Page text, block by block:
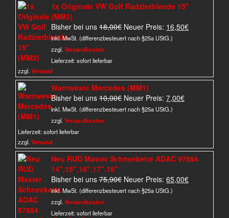
1x Originale VW Golf Radzierblende 15"
(MM2)
Bisher bei uns 18,00€ Ursprünglicher
Preis
Neuer Preis: 16,50€Aktueller
inkl. MwSt. (differenzbesteuert nach §25a UStG.)
zzgl. Versandkosten
Lieferzeit:sofort lieferbar
zzgl. Versand
Warnweste Mercedes (MM1)
Bisher bei uns 10,00€ Ursprünglicher
Preis
Neuer Preis: 7,00€Aktueller
inkl. MwSt. (differenzbesteuert nach §25a UStG.)
zzgl. Versandkosten
Lieferzeit:sofort lieferbar
zzgl. Versand
Neu RUD Master Schneekette ADAC 97884
14",15",16",17",18"
Bisher bei uns 75,90€ Ursprünglicher
Preis
Neuer Preis: 65,00€Aktueller
inkl. MwSt. (differenzbesteuert nach §25a UStG.)
zzgl. Versandkosten
Lieferzeit:sofort lieferbar